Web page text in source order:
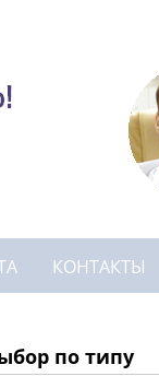
КОНТАКТЫ
по типу